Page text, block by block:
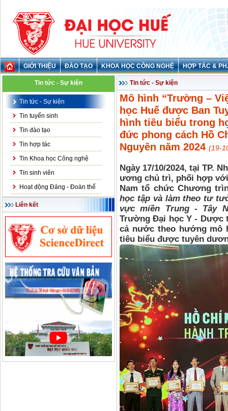
GIỚI THIỆU ĐÀO TẠO KHOA HỌC CÔNG NGHỆ HỢP TÁC &
Tin tức - Sự kiện
Tin tức - Sự kiện
Tin tuyển sinh
Tin đào tạo
Tin hợp tác
Tin Khoa học Công nghệ
Tin sinh viên
Hoạt động Đảng - Đoàn thể
Liên kết
Tin tức - Sự kiện
Mô hình “Trường –
học Huế được Ban
hình tiêu biểu trong
đức phong cách Hồ
Nguyên năm 2024 (19-
Ngày 17/10/2024, tại TP.
ương chủ trì, phối hợp
Nam tổ chức Chương
học tập và làm theo tư
vực miền Trung - Tây
Trường Đại học Y - Dược
cả nước theo hướng mô
tiêu biểu được tuyên